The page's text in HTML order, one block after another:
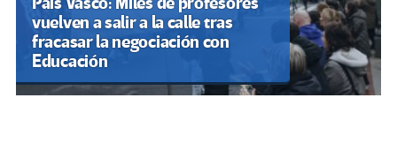
vuelven a salir a la calle tras
fracasar la negociación con
Educación